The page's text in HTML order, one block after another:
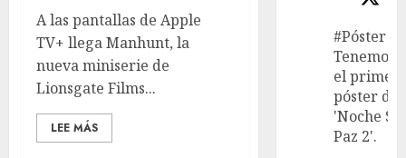
A las pantallas de Apple
TV+ llega Manhunt, la
nueva miniserie de
Lionsgate Films...
LEE MÁS
#Póster
Tenemos
el primer
póster de
'Noche
Paz 2'.